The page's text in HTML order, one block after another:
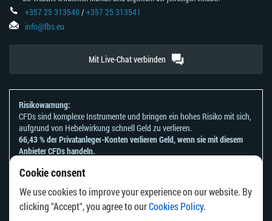
Cookie consent
We use cookies to improve your experience on our website. By
clicking "Accept", you agree to ourCookies Policy.
+357 25 313540/+357 25 313541
info@fbs.eu
Mit Live-Chat verbinden
Risikowarnung:
CFDs sind komplexe Instrumente und bringen ein hohes Risiko mit sich,
aufgrund von Hebelwirkung schnell Geld zu verlieren.
66,43 % der Privatanleger-Konten verlieren Geld, wenn sie mit diesem
Anbieter CFDs handeln.
ob Sie es sich leisten können, zu riskieren, Ihr Geld zu verlieren.
Bitte beachten Sie unsere
Risikoanerkennungen und Offenlegungen
Die Informationen auf dieser Website sind nicht für Personen bestimmt,
die in einem Land oder einer Rechtsordnung ansässig sind, in dem die